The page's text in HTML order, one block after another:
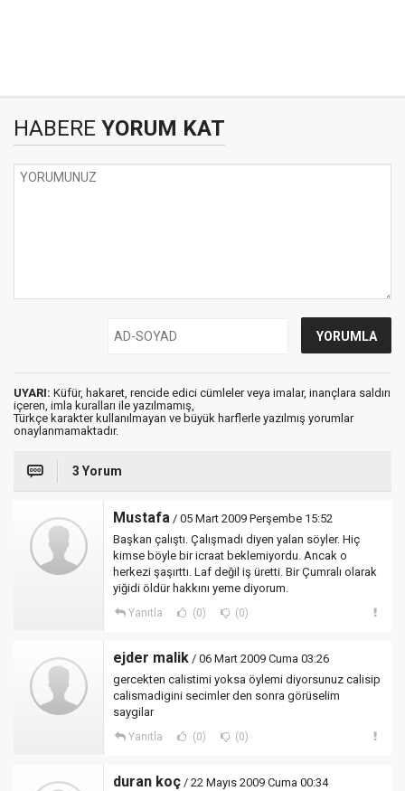
HABERE YORUM KAT
UYARI: Küfür, hakaret, rencide edici cümleler veya imalar, inançlara saldırı
içeren, imla kuralları ile yazılmamış,
Türkçe karakter kullanılmayan ve büyük harflerle yazılmış yorumlar
onaylanmamaktadır.
3 Yorum
Mustafa / 05 Mart 2009 Perşembe 15:52
Başkan çalıştı. Çalışmadı diyen yalan söyler. Hiç
kimse böyle bir icraat beklemiyordu. Ancak o
herkezi şaşırttı. Laf değil iş üretti. Bir Çumralı olarak
yiğidi öldür hakkını yeme diyorum.
Yanıtla (0) (0)
ejder malik / 06 Mart 2009 Cuma 03:26
gercekten calistimi yoksa öylemi diyorsunuz calisip
calismadigini secimler den sonra görüselim
saygilar
Yanıtla (0) (0)
duran koç / 22 Mayıs 2009 Cuma 00:34